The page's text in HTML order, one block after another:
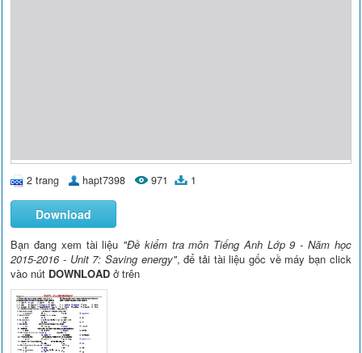
2 trang hapt7398 971 1
Download
Bạn đang xem tài liệu "Đề kiểm tra môn Tiếng Anh Lớp 9 - Năm học
2015-2016 - Unit 7: Saving energy", để tải tài liệu gốc về máy bạn click
vào nút DOWNLOAD ở trên